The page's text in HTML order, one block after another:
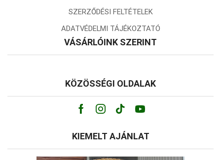
SZERZŐDÉSI FELTÉTELEK
ADATVÉDELMI TÁJÉKOZTATÓ
VÁSÁRLÓINK SZERINT
KÖZÖSSÉGI OLDALAK
Facebook
Instagram
Tik-
tok
Youtube
KIEMELT AJÁNLAT